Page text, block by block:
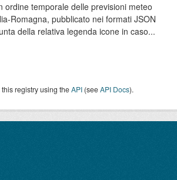
ordine temporale delle previsioni meteo
Romagna, pubblicato nei formati JSON
della relativa legenda icone in caso...
registry using theAPI (seeAPI Docs).